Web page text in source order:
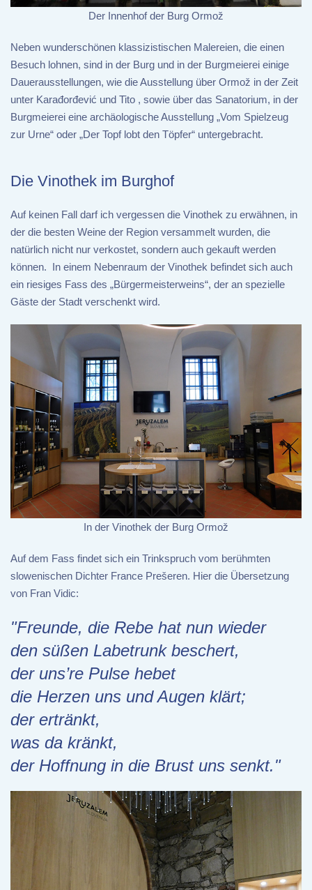
Der Innenhof der Burg Ormož
Neben wunderschönen klassizistischen Malereien, die einen
Besuch lohnen, sind in der Burg und in der Burgmeierei einige
Dauerausstellungen, wie die Ausstellung über Ormož in der Zeit
unter Karađorđević und Tito , sowie über das Sanatorium, in der
Burgmeierei eine archäologische Ausstellung „Vom Spielzeug
zur Urne“ oder „Der Topf lobt den Töpfer“ untergebracht.
Die Vinothek im Burghof
Auf keinen Fall darf ich vergessen die Vinothek zu erwähnen, in
der die besten Weine der Region versammelt wurden, die
natürlich nicht nur verkostet, sondern auch gekauft werden
können. In einem Nebenraum der Vinothek befindet sich auch
ein riesiges Fass des „Bürgermeisterweins“, der an spezielle
Gäste der Stadt verschenkt wird.
In der Vinothek der Burg Ormož
Auf dem Fass findet sich ein Trinkspruch vom berühmten
slowenischen Dichter France Prešeren. Hier die Übersetzung
von Fran Vidic:
"Freunde, die Rebe hat nun wieder
den süßen Labetrunk beschert,
der uns’re Pulse hebet
die Herzen uns und Augen klärt;
der ertränkt,
was da kränkt,
der Hoffnung in die Brust uns senkt."